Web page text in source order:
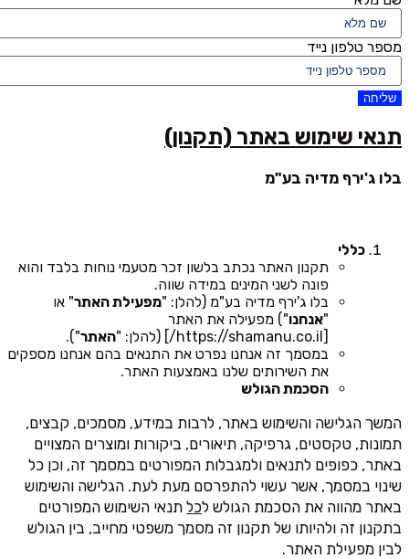
מספר טלפון נייד
שליחה
תנאי שימוש באתר (תקנון)
בלו ג'ירף מדיה בע"מ
כללי
תקנון האתר נכתב בלשון זכר מטעמי נוחות בלבד והוא
פונה לשני המינים במידה שווה.
בלו ג'ירף מדיה בע"מ (להלן: "מפעילת האתר" או
"אנחנו") מפעילה את האתר
[https://shamanu.co.il/] (להלן: "
האתר").
במסמך זה אנחנו נפרט את התנאים בהם אנחנו מספקים
את השירותים שלנו באמצעות האתר.
הסכמת הגולש
המשך הגלישה והשימוש באתר, לרבות במידע, מסמכים, קבצים,
תמונות, טקסטים, גרפיקה, תיאורים, ביקורות ומוצרים המצויים
באתר, כפופים לתנאים ולמגבלות המפורטים במסמך זה, וכן כל
שינוי במסמך, אשר עשוי להתפרסם מעת לעת. הגלישה והשימוש
באתר מהווה את הסכמת הגולש לכל תנאי השימוש המפורטים
בתקנון זה ולהיותו של תקנון זה מסמך משפטי מחייב, בין הגולש
לבין מפעילת האתר.